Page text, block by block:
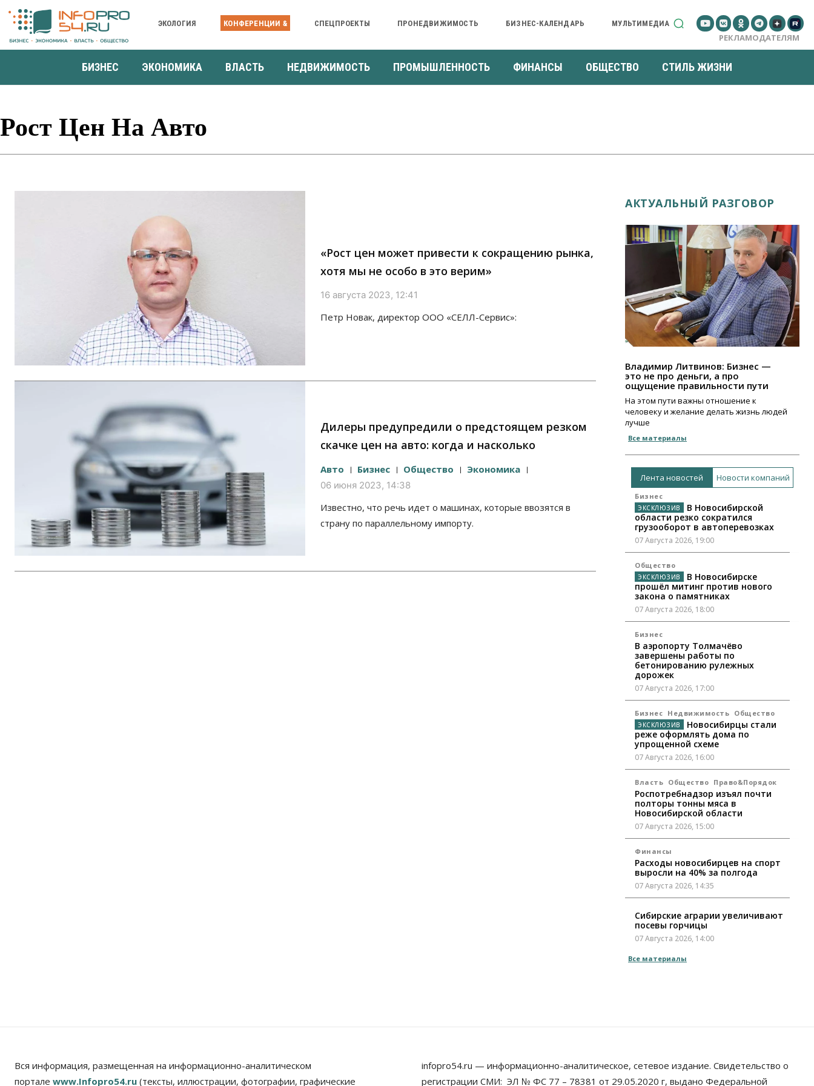
ЭКОЛОГИЯ КОНФЕРЕНЦИИ & СПЕЦПРОЕКТЫ ПРОНЕДВИЖИМОСТЬ БИЗНЕС-КАЛЕНДАРЬ МУЛЬТИМЕДИА
РЕКЛАМОДАТЕЛЯМ
БИЗНЕС ЭКОНОМИКА ВЛАСТЬ НЕДВИЖИМОСТЬ ПРОМЫШЛЕННОСТЬ ФИНАНСЫ ОБЩЕСТВО СТИЛЬ ЖИЗНИ
Рост Цен На Авто
«Рост цен может привести к сокращению рынка,
хотя мы не особо в это верим»
16 августа 2023, 12:41
Петр Новак, директор ООО «СЕЛЛ-Сервис»:
Дилеры предупредили о предстоящем резком
скачке цен на авто: когда и насколько
Авто Бизнес Общество Экономика
06 июня 2023, 14:38
Известно, что речь идет о машинах, которые ввозятся в
страну по параллельному импорту.
АКТУАЛЬНЫЙ РАЗГОВОР
Владимир Литвинов: Бизнес —
это не про деньги, а про
ощущение правильности пути
На этом пути важны отношение к
человеку и желание делать жизнь людей
лучше
Все материалы
Лента новостей Новости компаний
Бизнес
В Новосибирской
области резко сократился
грузооборот в автоперевозках
07 Августа 2026, 19:00
Общество
В Новосибирске
прошёл митинг против нового
закона о памятниках
07 Августа 2026, 18:00
Бизнес
В аэропорту Толмачёво
завершены работы по
бетонированию рулежных
дорожек
07 Августа 2026, 17:00
Бизнес Недвижимость Общество
Новосибирцы стали
реже оформлять дома по
упрощенной схеме
07 Августа 2026, 16:00
Власть Общество Право&Порядок
Роспотребнадзор изъял почти
полторы тонны мяса в
Новосибирской области
07 Августа 2026, 15:00
Финансы
Расходы новосибирцев на спорт
выросли на 40% за полгода
07 Августа 2026, 14:35
Сибирские аграрии увеличивают
посевы горчицы
07 Августа 2026, 14:00
Власть
«поставили машины на прикол»
07 Августа 2026, 13:00
Все материалы
Вся информация, размещенная на информационно-аналитическом
портале www.Infopro54.ru (тексты, иллюстрации, фотографии, графические
infopro54.ru — информационно-аналитическое, сетевое издание. Свидетельство о
регистрации СМИ: ЭЛ № ФС 77 – 78381 от 29.05.2020 г, выдано Федеральной